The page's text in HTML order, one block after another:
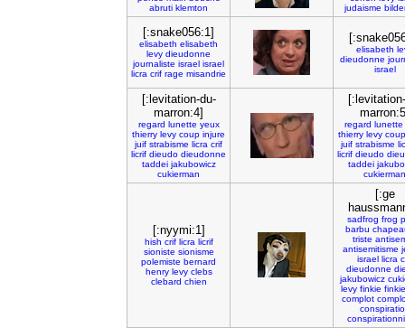
abruti klemton
judaisme
[:snake056:1]
elisabeth elisabeth
levy dieudonne
journaliste israel israel
licra crif rage misandrie
elisabeth
dieudonne
israel
[:levitation-du-
marron:4]
regard lunette yeux
thierry levy coup injure
juif strabisme licra crif
licrif dieudo dieudonne
taddei jakubowicz
cukierman
regard lunette
thierry levy coup
juif strabisme
licrif dieudo
taddei
cukierman
[:nyymi:1]
hish crif licra licrif
sioniste sionisme
polemiste bernard
henry levy clebs
clebard chien
[:ge
sadfrog frog
barbu
triste
antisemitisme
israel licra
dieudonne
jakubowicz
levy finkie
complot